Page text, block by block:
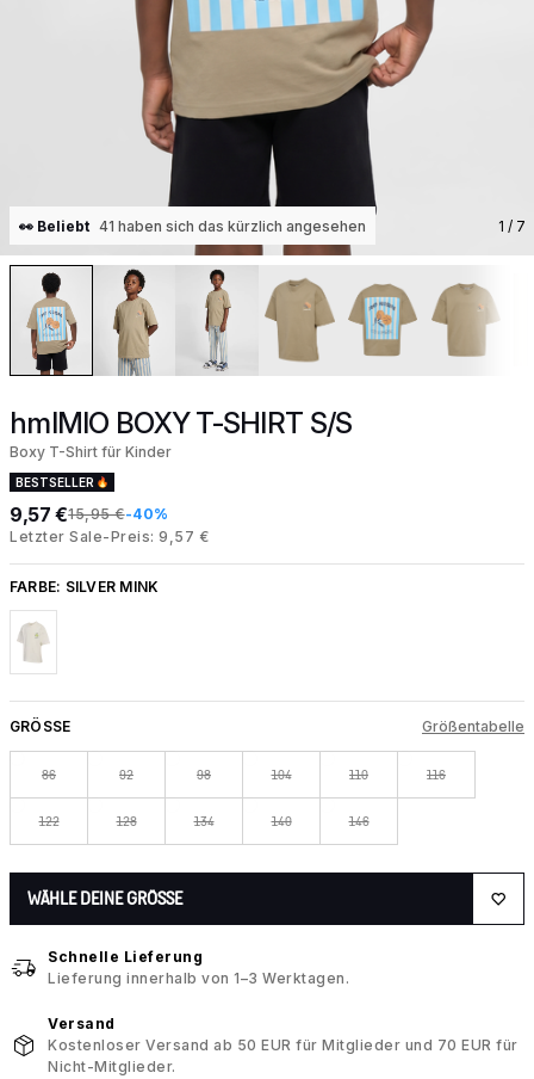
👀 Beliebt 41 haben sich das kürzlich angesehen 1 / 7
hmlMIO BOXY T-SHIRT S/S
Boxy T-Shirt für Kinder
BESTSELLER
9,57 €15,95 €-40%
Letzter Sale-Preis: 9,57 €
FARBE: SILVER MINK
GRÖSSE Größentabelle
86 92 98 104 110 116
122 128 134 140 146
WÄHLE DEINE GRÖSSE
Schnelle Lieferung
Lieferung innerhalb von 1–3 Werktagen.
Versand
Kostenloser Versand ab 50 EUR für Mitglieder und 70 EUR für
Nicht-Mitglieder.